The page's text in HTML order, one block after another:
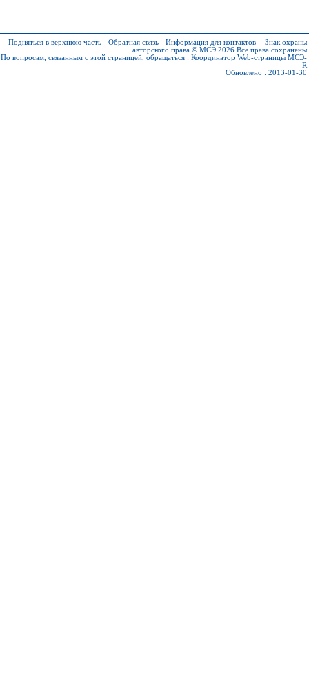
Подняться в верхнюю часть - Обратная связь - Информация для контактов - Знак охраны
авторского права © МСЭ 2026 Все права сохранены
По вопросам, связанным с этой страницей, обращаться : Координатор Web-страницы МСЭ-
R
Обновлено : 2013-01-30